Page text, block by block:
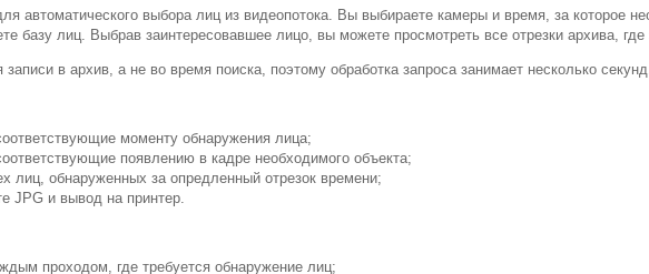
автоматического выбора лиц из видеопотока. Вы выбираете камеры и время, за которое
базу лиц. Выбрав заинтересовавшее лицо, вы можете просмотреть все отрезки архива,
в архив, а не во время поиска, поэтому обработка запроса занимает несколько
моменту обнаружения лица;
появлению в кадре необходимого объекта;
лиц, обнаруженных за опредленный отрезок времени;
JPG и вывод на принтер.
проходом, где требуется обнаружение лиц;